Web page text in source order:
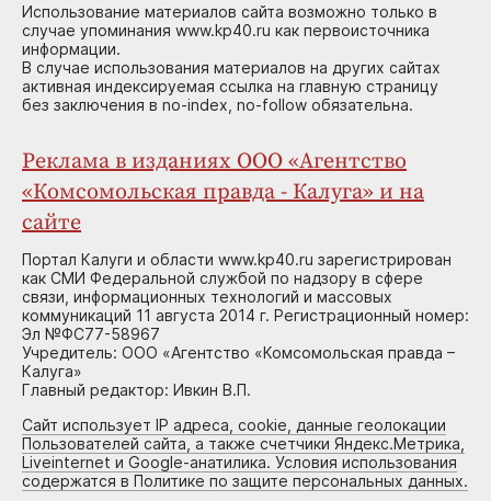
Использование материалов сайта возможно только в
случае упоминания www.kp40.ru как первоисточника
информации.
В случае использования материалов на других сайтах
активная индексируемая ссылка на главную страницу
без заключения в no-index, no-follow обязательна.
Реклама в изданиях ООО «Агентство
«Комсомольская правда - Калуга» и на
сайте
Портал Калуги и области www.kp40.ru зарегистрирован
как СМИ Федеральной службой по надзору в сфере
связи, информационных технологий и массовых
коммуникаций 11 августа 2014 г. Регистрационный номер:
Эл №ФС77-58967
Учредитель: ООО «Агентство «Комсомольская правда –
Калуга»
Главный редактор: Ивкин В.П.
Сайт использует IP адреса, cookie, данные геолокации
Пользователей сайта, а также счетчики Яндекс.Метрика,
Liveinternet и Google-анатилика. Условия использования
содержатся в Политике по защите персональных данных.